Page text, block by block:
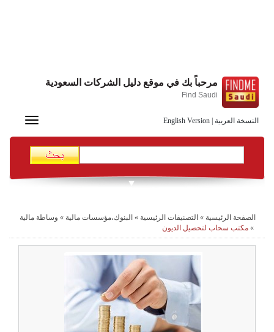
النسخة العربية English Version
مرحباً بك في موقع دليل الشركات السعودية
Find Saudi
Toggle
الصفحة الرئيسية » التصنيفات الرئيسية » البنوك،مؤسسات مالية » وساطة مالية
» مكتب سحاب لتحصيل الديون